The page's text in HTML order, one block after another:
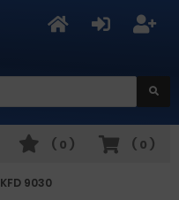
( 0 )
( 0 )
KFD 9030